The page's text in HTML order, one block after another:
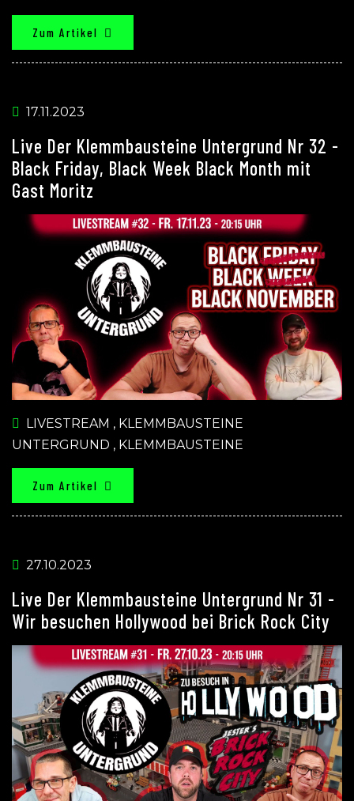
Zum Artikel
17.11.2023
Live Der Klemmbausteine Untergrund Nr 32 -
Black Friday, Black Week Black Month mit
Gast Moritz
LIVESTREAM , KLEMMBAUSTEINE
UNTERGRUND , KLEMMBAUSTEINE
Zum Artikel
27.10.2023
Live Der Klemmbausteine Untergrund Nr 31 -
Wir besuchen Hollywood bei Brick Rock City